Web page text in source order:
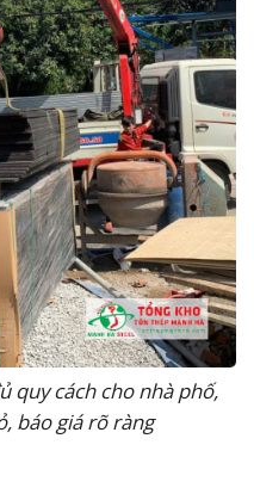
quy cách cho nhà phố,
báo giá rõ ràng